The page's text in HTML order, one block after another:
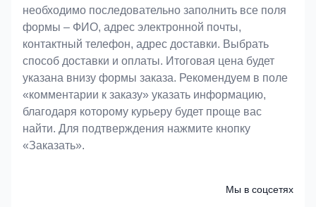
необходимо последовательно заполнить все поля
формы – ФИО, адрес электронной почты,
контактный телефон, адрес доставки. Выбрать
способ доставки и оплаты. Итоговая цена будет
указана внизу формы заказа. Рекомендуем в поле
«комментарии к заказу» указать информацию,
благодаря которому курьеру будет проще вас
найти. Для подтверждения нажмите кнопку
«Заказать».
Мы в соцсетях